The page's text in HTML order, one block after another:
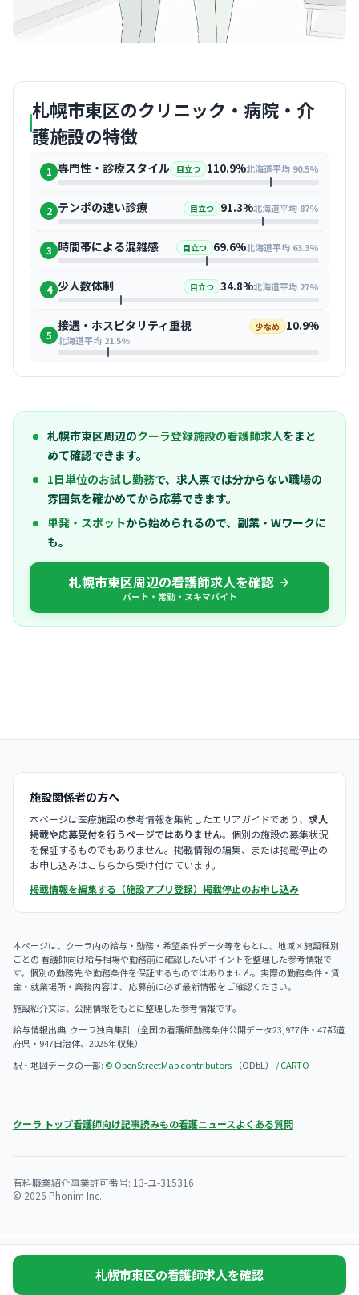
札幌市東区のクリニック・病院・介
護施設の特徴
1 専門性・診療スタイル 目立つ 110.9%北海道平均 90.5%
2 テンポの速い診療 目立つ 91.3%北海道平均 87%
3 時間帯による混雑感 目立つ 69.6%北海道平均 63.3%
4 少人数体制 目立つ 34.8%北海道平均 27%
5
接遇・ホスピタリティ重視 少なめ 10.9%
北海道平均 21.5%
札幌市東区周辺のクーラ登録施設の看護師求人をまと
めて確認できます。
1日単位のお試し勤務で、求人票では分からない職場の
雰囲気を確かめてから応募できます。
単発・スポットから始められるので、副業・Wワークに
も。
札幌市東区周辺の看護師求人を確認
パート・常勤・スキマバイト
施設関係者の方へ
本ページは医療施設の参考情報を集約したエリアガイドであり、 求人
掲載や応募受付を行うページではありません。個別の施設の募集状況
を保証するものでもありません。掲載情報の編集、または掲載停止の
お申し込みはこちらから受け付けています。
掲載情報を編集する（施設アプリ登録） 掲載停止のお申し込み
本ページは、クーラ内の給与・勤務・希望条件データ等をもとに、地域×施設種別
ごとの 看護師向け給与相場や勤務前に確認したいポイントを整理した参考情報で
す。個別の勤務先 や勤務条件を保証するものではありません。実際の勤務条件・賃
金・就業場所・業務内容は、 応募前に必ず最新情報をご確認ください。
施設紹介文は、公開情報をもとに整理した参考情報です。
給与情報出典: クーラ独自集計（全国の看護師勤務条件公開データ23,977件・47都道
府県・947自治体、2025年収集）
駅・地図データの一部: © OpenStreetMap contributors （ODbL） /CARTO
クーラ トップ看護師向け記事読みもの看護ニュースよくある質問
有料職業紹介事業許可番号: 13-ユ-315316
© 2026 Phonim Inc.
札幌市東区の看護師求人を確認